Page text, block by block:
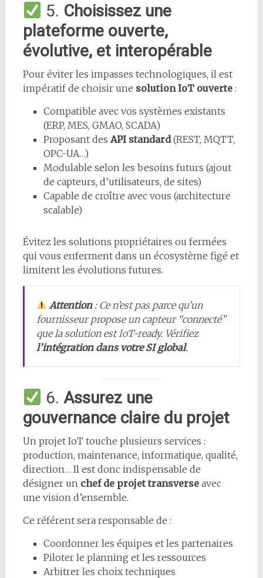
5. Choisissez une
plateforme ouverte,
évolutive, et interopérable
Pour éviter les impasses technologiques, il est
impératif de choisir une solution IoT ouverte:
Compatible avec vos systèmes existants
(ERP, MES, GMAO, SCADA)
Proposant des API standard(REST, MQTT,
OPC-UA…)
Modulable selon les besoins futurs (ajout
de capteurs, d’utilisateurs, de sites)
Capable de croître avec vous (architecture
scalable)
Évitez les solutions propriétaires ou fermées
qui vous enferment dans un écosystème figé et
limitent les évolutions futures.
Attention: Ce n’est pas parce qu’un
fournisseur propose un capteur “connecté”
que la solution est IoT-ready. Vérifiez
l’intégration dans votre SI global.
6. Assurez une
gouvernance claire du projet
Un projet IoT touche plusieurs services :
production, maintenance, informatique, qualité,
direction… Il est donc indispensable de
désigner un chef de projet transverseavec
une vision d’ensemble.
Ce référent sera responsable de :
Coordonner les équipes et les partenaires
Piloter le planning et les ressources
Arbitrer les choix techniques